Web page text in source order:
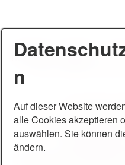
Datenschutz Impressum Recht
Hochwasser
Unwetter
Der Verein
* Stadt Pirna *Stadt Dohna
Kreissportbund
Maßnahmen des Vereins
n
Auf dieser Website
alle Cookies akzeptieren
auswählen. Sie können
ändern.